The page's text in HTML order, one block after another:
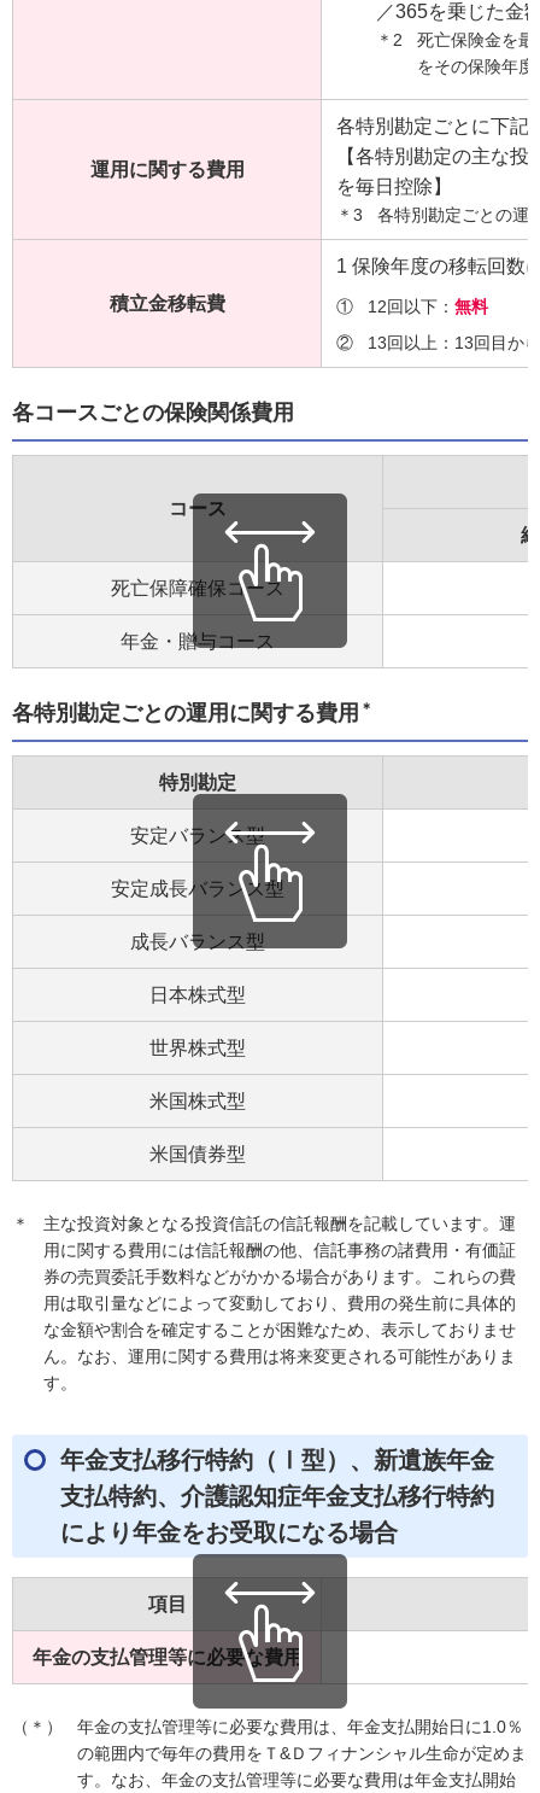
／365を乗じた金
＊2
死亡保険金を
をその保険年
運用に関する費用
各特別勘定ごとに下記
【各特別勘定の主な
を毎日控除】
＊3 各特別勘定ごとの運
積立金移転費
1 保険年度の移転回数
① 12回以下： 無料
②
13回以上：13回目か
各コースごとの保険関係費用
コース
死亡保障確保コース
年金・贈与コース
各特別勘定ごとの運用に関する費用 ＊
特別勘定
安定バランス型
安定成長バランス型
成長バランス型
日本株式型
世界株式型
米国株式型
米国債券型
＊
主な投資対象となる投資信託の信託報酬を記載しています。運
用に関する費用には信託報酬の他、信託事務の諸費用・有価証
券の売買委託手数料などがかかる場合があります。これらの費
用は取引量などによって変動しており、費用の発生前に具体的
な金額や割合を確定することが困難なため、表示しておりませ
ん。なお、運用に関する費用は将来変更される可能性がありま
す。
年金支払移行特約（Ⅰ型）、新遺族年金
支払特約、介護認知症年金支払移行特約
により年金をお受取になる場合
項目
年金の支払管理等に必要な費用
（＊）
年金の支払管理等に必要な費用は、年金支払開始日に1.0％
の範囲内で毎年の費用をＴ&Ｄフィナンシャル生命が定めま
す。なお、年金の支払管理等に必要な費用は年金支払開始